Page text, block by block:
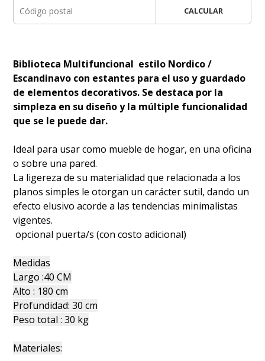
CALCULAR
Biblioteca Multifuncional estilo Nordico /
Escandinavo con estantes para el uso y guardado
de elementos decorativos. Se destaca por la
simpleza en su diseño y la múltiple funcionalidad
que se le puede dar.
Ideal para usar como mueble de hogar, en una oficina
o sobre una pared.
La ligereza de su materialidad que relacionada a los
planos simples le otorgan un carácter sutil, dando un
efecto elusivo acorde a las tendencias minimalistas
vigentes.
opcional puerta/s (con costo adicional)
Medidas
Largo :40 CM
Alto : 180 cm
Profundidad: 30 cm
Peso total : 30 kg
Materiales: